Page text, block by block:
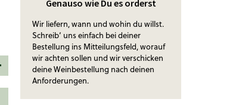
Genauso wie Du es orderst
Wir liefern, wann und wohin du willst.
Schreib‘ uns einfach bei deiner
Bestellung ins Mitteilungsfeld, worauf
wir achten sollen und wir verschicken
deine Weinbestellung nach deinen
Anforderungen.